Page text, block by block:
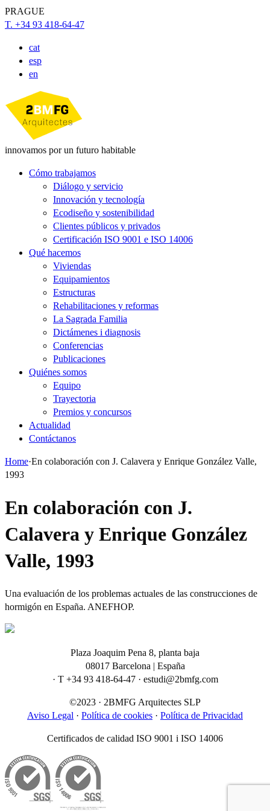
PRAGUE
T. +34 93 418-64-47
cat
esp
en
innovamos por un futuro habitable
Cómo trabajamos
Diálogo y servicio
Innovación y tecnología
Ecodiseño y sostenibilidad
Clientes públicos y privados
Certificación ISO 9001 e ISO 14006
Qué hacemos
Viviendas
Equipamientos
Estructuras
Rehabilitaciones y reformas
La Sagrada Familia
Dictámenes i diagnosis
Conferencias
Publicaciones
Quiénes somos
Equipo
Trayectoria
Premios y concursos
Actualidad
Contáctanos
Home·En colaboración con J. Calavera y Enrique González Valle,
1993
En colaboración con J.
Calavera y Enrique González
Valle, 1993
Una evaluación de los problemas actuales de las construcciones de
hormigón en España. ANEFHOP.
Plaza Joaquim Pena 8, planta baja
08017 Barcelona | España
· T +34 93 418-64-47 · estudi@2bmfg.com
©2023 · 2BMFG Arquitectes SLP
Aviso Legal · Política de cookies · Política de Privacidad
Certificados de calidad ISO 9001 i ISO 14006